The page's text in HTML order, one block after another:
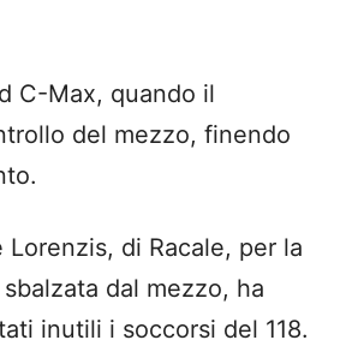
C-Max, quando il
del mezzo, finendo
di Racale, per la
dal mezzo, ha
inutili i soccorsi del 118.